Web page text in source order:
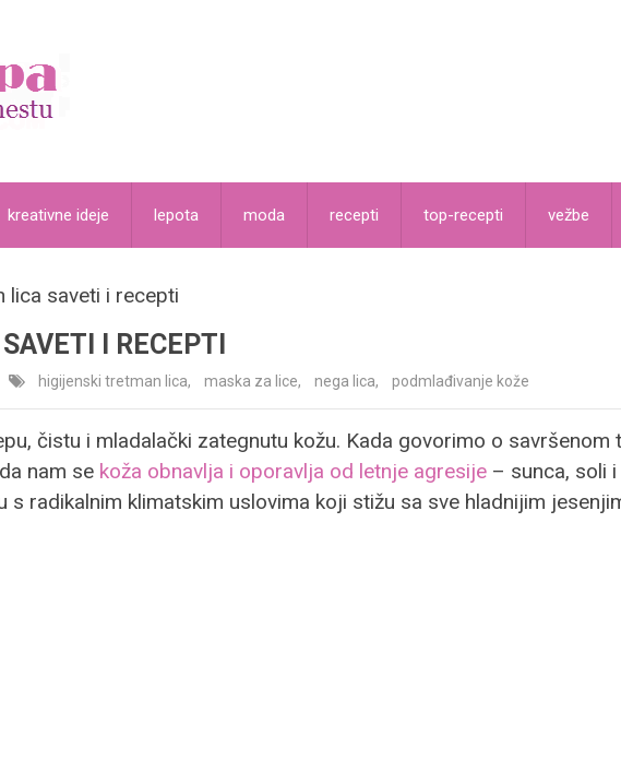
kreativne ideje lepota moda recepti top-recepti vežbe
lica saveti i recepti
I RECEPTI
higijenski tretman lica, maska za lice, nega lica, podmlađivanje kože
čistu i mladalački zategnutu kožu. Kada govorimo o savršenom
nam se koža obnavlja i oporavlja od letnje agresije – sunca, soli
radikalnim klimatskim uslovima koji stižu sa sve hladnijim